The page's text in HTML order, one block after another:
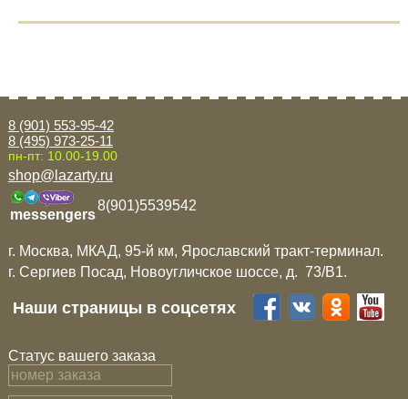
8 (901) 553-95-42
8 (495) 973-25-11
пн-пт: 10.00-19.00
shop@lazarty.ru
messengers
8(901)5539542
г. Москва, МКАД, 95-й км, Ярославский тракт-терминал.
г. Сергиев Посад, Новоугличское шоссе, д. 73/B1.
Наши страницы в соцсетях
Статус вашего заказа